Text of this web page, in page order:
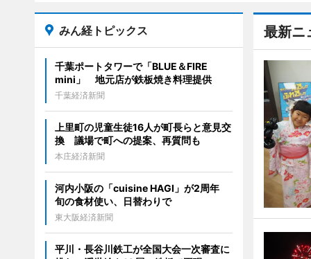
最新ニ
みん経トピックス
千葉ポートタワーで「BLUE＆FIRE
mini」 地元店が鉄板焼き料理提供
千葉経済新聞
上里町の児童生徒16人が町長らと意見交
換 議場で町への提案、再質問も
本庄経済新聞
河内小阪の「cuisine HAGI」が2周年
旬の食材使い、日替わりで
東大阪経済新聞
平川・長谷川鉄工が全国大会一次審査に